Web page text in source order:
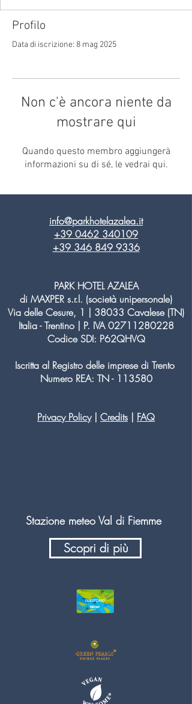
Profilo
Data di iscrizione: 8 mag 2025
Non c'è ancora niente da
mostrare qui
Quando questo membro aggiungerà
informazioni su di sé, le vedrai qui.
info@parkhotelazalea.it
+39 0462 340109
+39 346 849 9336
PARK HOTEL AZALEA
di MAXPER s.r.l. (società unipersonale)
Via delle Cesure, 1 | 38033 Cavalese (TN)
Italia - Trentino | P. IVA02711280228
Codice SDI: P62QHVQ
Iscritta al Registro delle imprese di Trento
Numero REA: TN - 113580
Privacy Policy| Credits | FAQ
Stazione meteo Val di Fiemme
Scopri di più